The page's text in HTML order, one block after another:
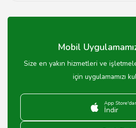
ve tüketmeden önce fırında
Mobil
Size en yakın hizmetleri ve
için uygulamamızı
App
İndir